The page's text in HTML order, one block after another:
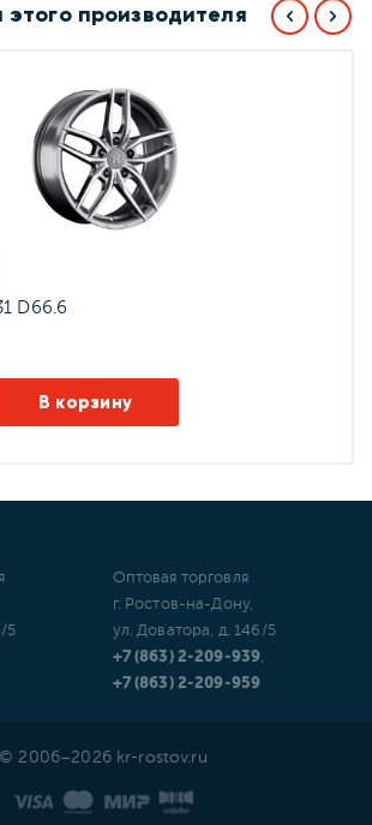
этого производителя
D66.6
В корзину
5
Оптовая торговля
г. Ростов-на-Дону,
ул. Доватора, д. 146/5
+7 (863) 2-209-939,
+7 (863) 2-209-959
© 2006–2026 kr-rostov.ru